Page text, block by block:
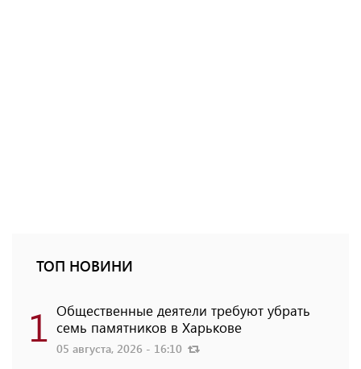
ТОП НОВИНИ
1 Общественные деятели требуют убрать
семь памятников в Харькове
05 августа, 2026 - 16:10